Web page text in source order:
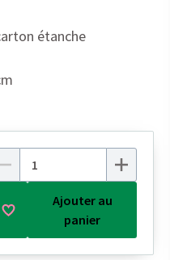
étanche
Ajouter au
panier